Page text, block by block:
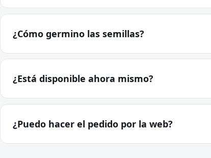
¿Cómo germino las semillas?
¿Está disponible ahora mismo?
¿Puedo hacer el pedido por la web?